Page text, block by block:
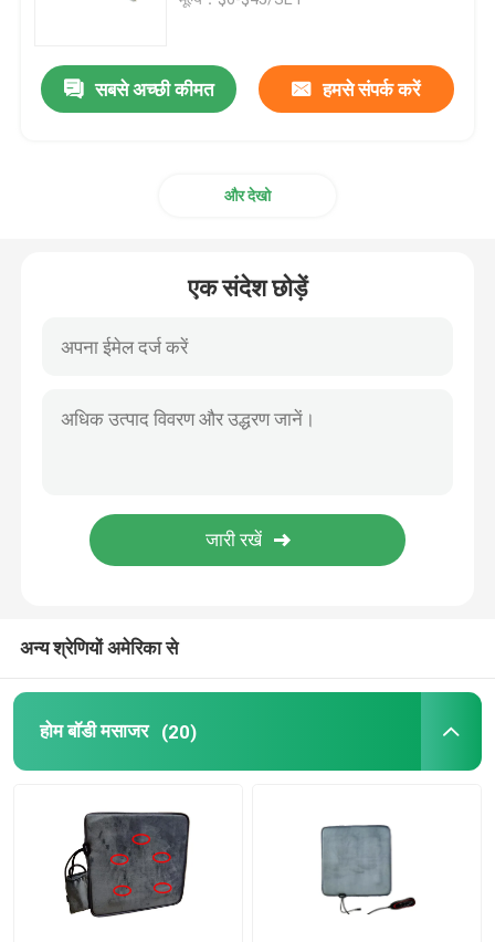
आरएफ सौंदर्य उपकरण
यूवी लाइट ट्यूब
यूवीसी कीटाणुनाशक ट्यूब
सबसे अच्छी कीमत हमसे संपर्क करें
और देखो
एक संदेश छोड़ें
अन्य श्रेणियों अमेरिका से
होम बॉडी मसाजर (20)